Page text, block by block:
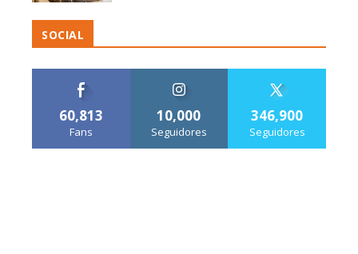
SOCIAL
60,813
Fans
10,000
Seguidores
346,900
Seguidores